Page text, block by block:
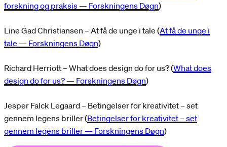
forskning og praksis — Forskningens Døgn)
Line Gad Christiansen – At få de unge i tale (At få de unge i
tale — Forskningens Døgn)
Richard Herriott – What does design do for us? (What does
design do for us? — Forskningens Døgn)
Jesper Falck Legaard – Betingelser for kreativitet – set
gennem legens briller (Betingelser for kreativitet – set
gennem legens briller — Forskningens Døgn)